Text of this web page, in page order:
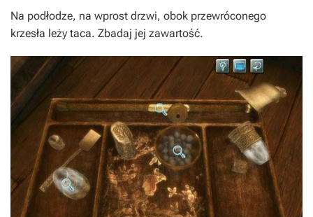
Na podłodze, na wprost drzwi, obok przewróconego
krzesła leży taca. Zbadaj jej zawartość.